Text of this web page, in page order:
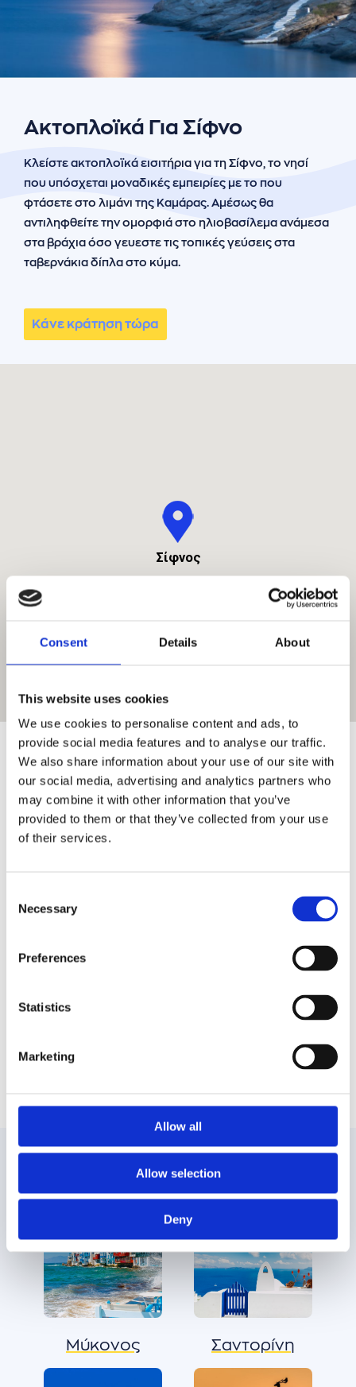
Consent Details About
This website uses cookies
We use cookies to personalise content and ads, to
provide social media features and to analyse our traffic.
We also share information about your use of our site with
our social media, advertising and analytics partners who
may combine it with other information that you’ve
provided to them or that they’ve collected from your use
of their services.
Selection
Necessary
Preferences
Statistics
Marketing
Allow all
Allow selection
Deny
Cookies
Ακτοπλοϊκά Για Σίφνο
Κλείστε ακτοπλοϊκά εισιτήρια για τη Σίφνο, το νησί
που υπόσχεται μοναδικές εμπειρίες με το που
φτάσετε στο λιμάνι της Καμάρας. Αμέσως θα
αντιληφθείτε την ομορφιά στο ηλιοβασίλεμα ανάμεσα
στα βράχια όσο γευεστε τις τοπικές γεύσεις στα
ταβερνάκια δίπλα στο κύμα.
Κάνε κράτηση τώρα
Σίφνος
Σίφνος Αξιοθέατα - Τι
να δω στη Σίφνο
Στην όμορφη Σίφνο θα μπορέσετε να
περιτριγυρίζεται από μαγαζάκια και καφέ.
σας εντυπωσιάσει αφού είναι χτισμένος πάνω
σε βράχο. Μπορείτε να κάνετε τις βόλτες σας
παραδοσιακά μαγαζιά.
εντυπωσιακές είναι το εκκλησάκι της Παναγίας
Χρυσοπηγής στον ομώνυμο οικισμό!
Δημοφιλείς προορισμοί
Μύκονος Σαντορίνη